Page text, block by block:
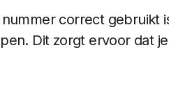
correct gebruikt
Dit zorgt ervoor dat